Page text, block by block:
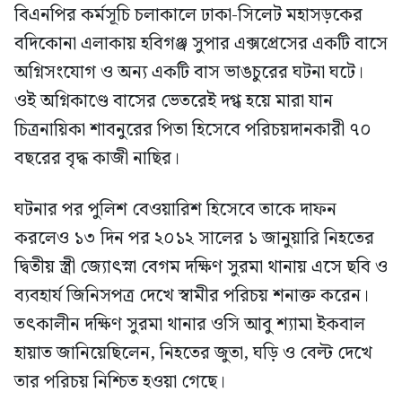
বিএনপির কর্মসূচি চলাকালে ঢাকা-সিলেট মহাসড়কের
বদিকোনা এলাকায় হবিগঞ্জ সুপার এক্সপ্রেসের একটি বাসে
অগ্নিসংযোগ ও অন্য একটি বাস ভাঙচুরের ঘটনা ঘটে।
ওই অগ্নিকাণ্ডে বাসের ভেতরেই দগ্ধ হয়ে মারা যান
চিত্রনায়িকা শাবনুরের পিতা হিসেবে পরিচয়দানকারী ৭০
বছরের বৃদ্ধ কাজী নাছির।
ঘটনার পর পুলিশ বেওয়ারিশ হিসেবে তাকে দাফন
করলেও ১৩ দিন পর ২০১২ সালের ১ জানুয়ারি নিহতের
দ্বিতীয় স্ত্রী জ্যোৎস্না বেগম দক্ষিণ সুরমা থানায় এসে ছবি ও
ব্যবহার্য জিনিসপত্র দেখে স্বামীর পরিচয় শনাক্ত করেন।
তৎকালীন দক্ষিণ সুরমা থানার ওসি আবু শ্যামা ইকবাল
হায়াত জানিয়েছিলেন, নিহতের জুতা, ঘড়ি ও বেল্ট দেখে
তার পরিচয় নিশ্চিত হওয়া গেছে।